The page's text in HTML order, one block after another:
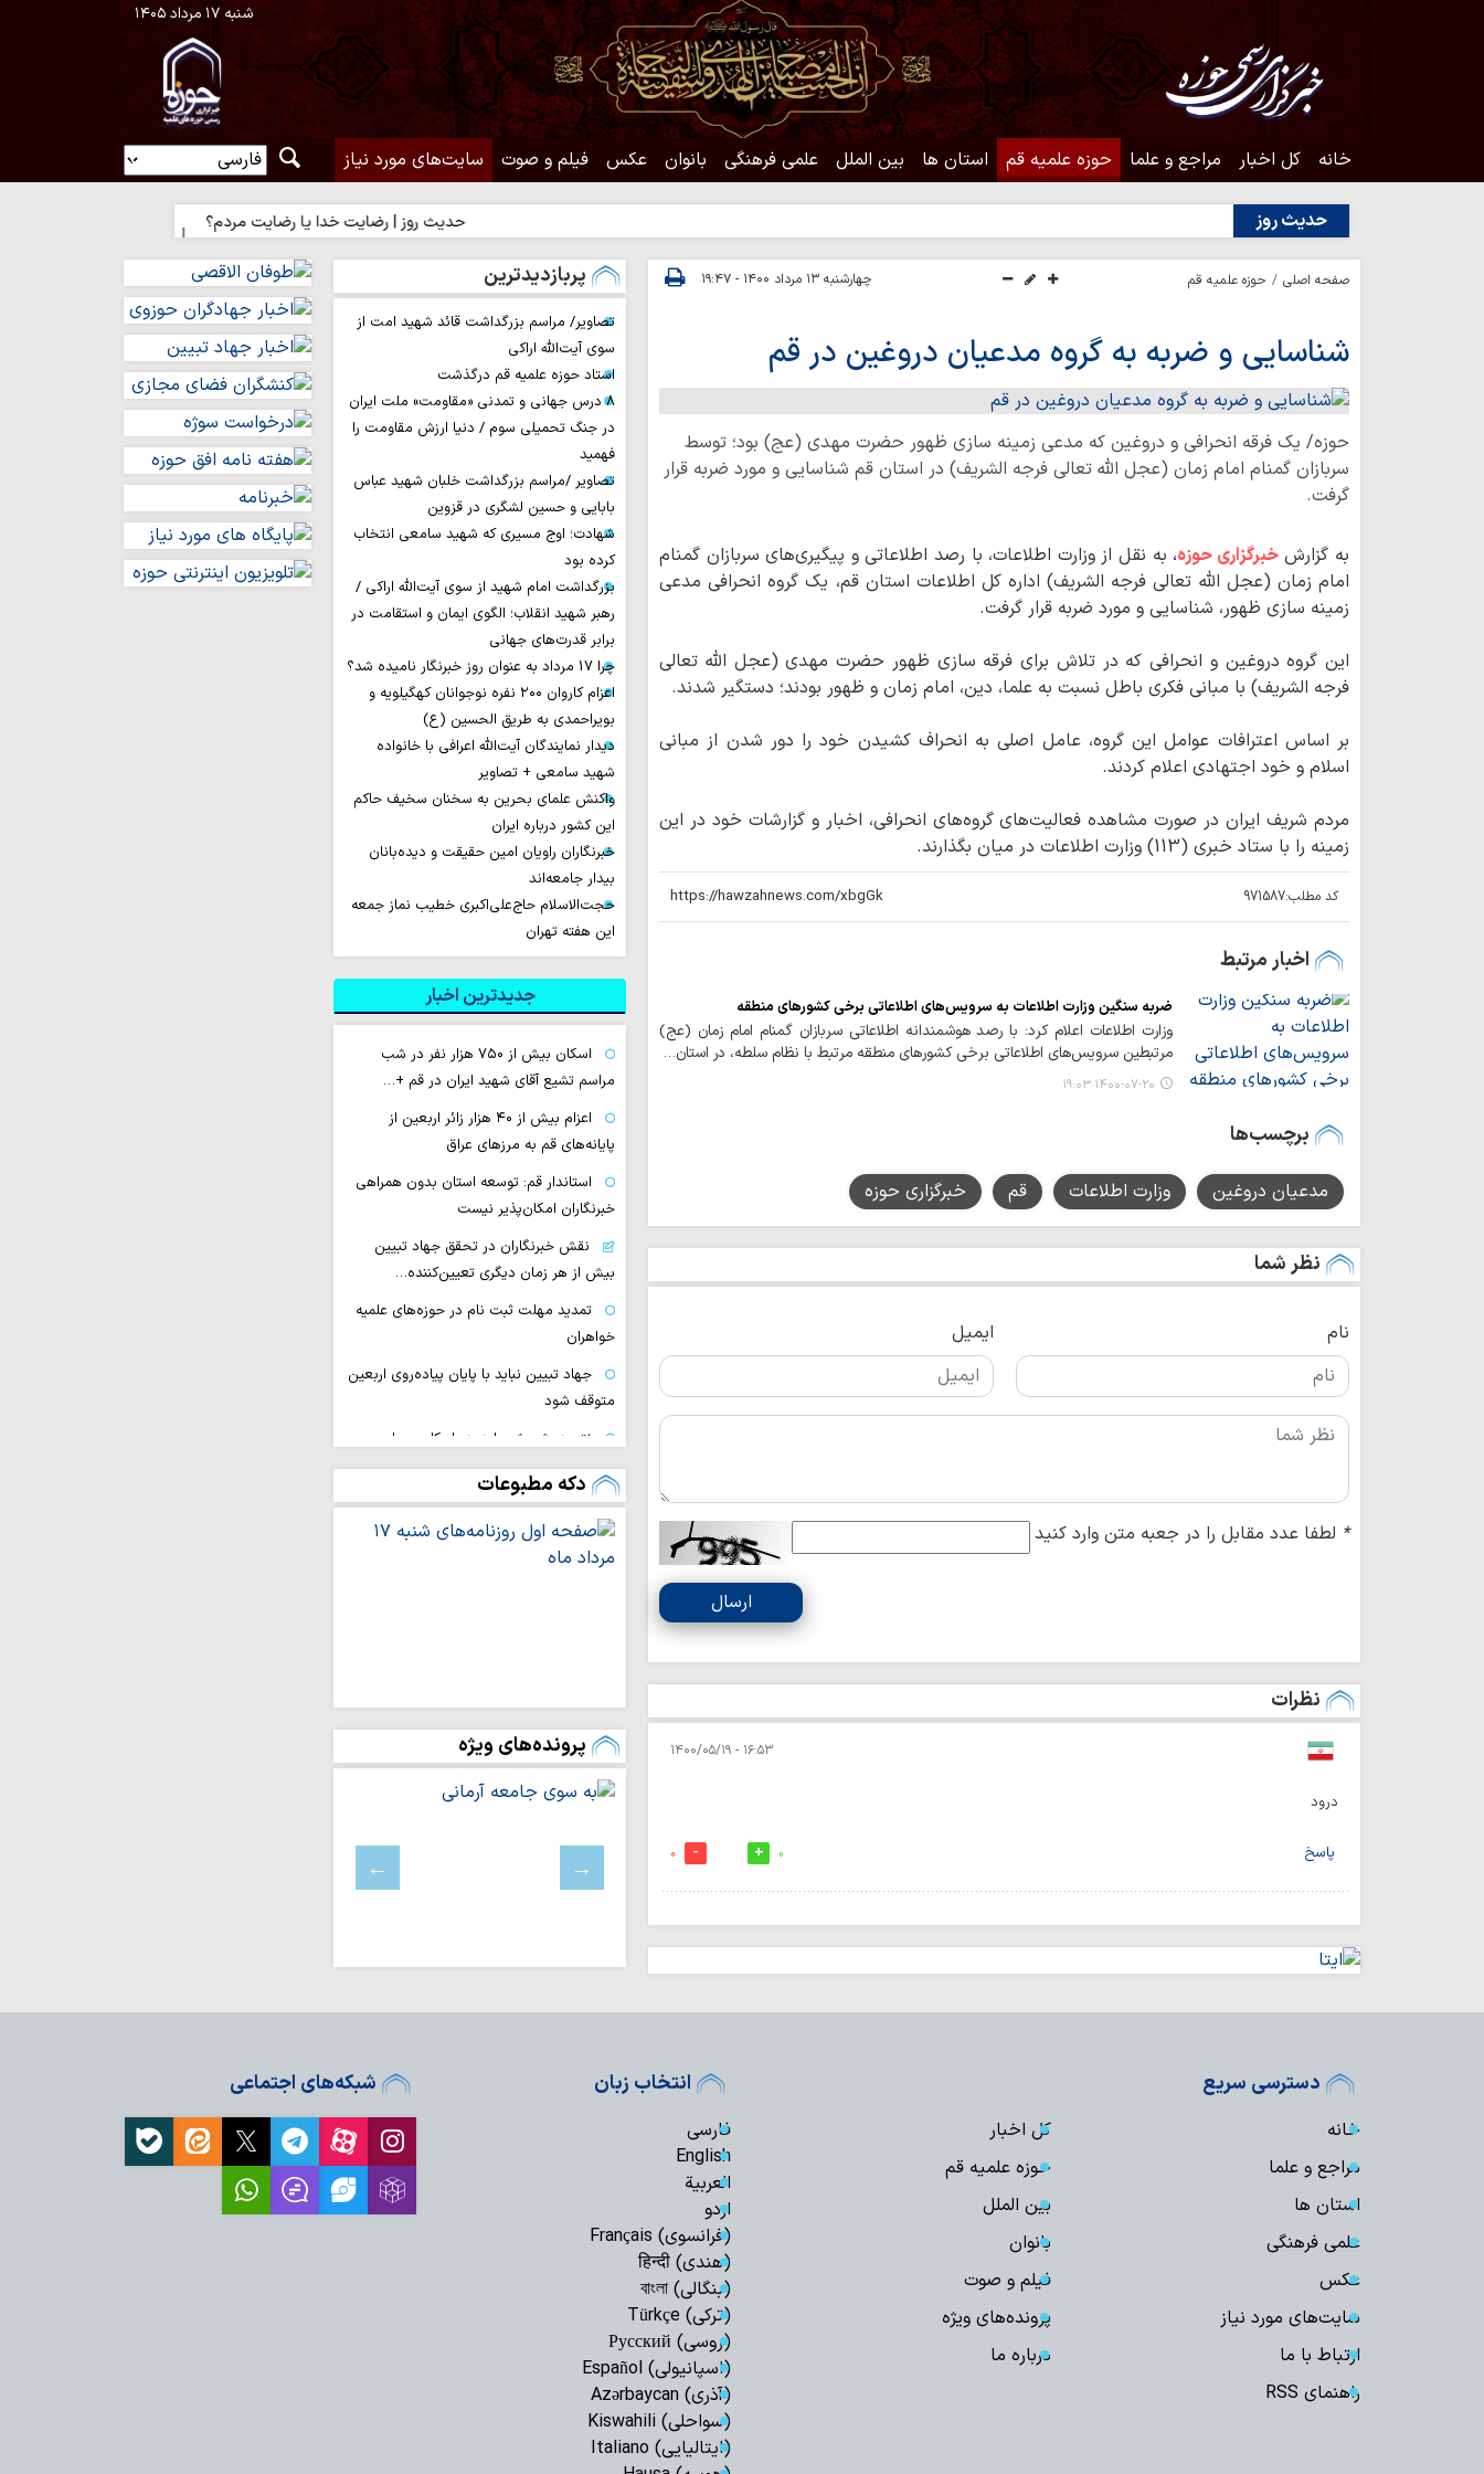
شنبه ۱۷ مرداد ۱۴۰۵
خانه کل اخبار مراجع و علما حوزه علمیه قم استان ها بین الملل علمی فرهنگی بانوان عکس فیلم و صوت سایت‌های مورد نیاز
حدیث روز حدیث روز | رضایت خدا یا رضایت مردم؟ حدیث روز | راه نزدیک شدن
صفحه اصلی حوزه علمیه قم چهارشنبه ۱۳ مرداد ۱۴۰۰ - ۱۹:۴۷
شناسایی و ضربه به گروه مدعیان دروغین در قم
حوزه/ یک فرقه انحرافی و دروغین که مدعی زمینه سازی ظهور حضرت مهدی (عج) بود؛ توسط
سربازان گمنام امام زمان (عجل الله تعالی فرجه الشریف) در استان قم شناسایی و مورد ضربه قرار
گرفت.
به گزارشخبرگزاری حوزه، به نقل از وزارت اطلاعات، با رصد اطلاعاتی و پیگیری‌های سربازان گمنام
امام زمان (عجل الله تعالی فرجه الشریف) اداره کل اطلاعات استان قم، یک گروه انحرافی مدعی
زمینه سازی ظهور، شناسایی و مورد ضربه قرار گرفت.
این گروه دروغین و انحرافی که در تلاش برای فرقه سازی ظهور حضرت مهدی (عجل الله تعالی
فرجه الشریف) با مبانی فکری باطل نسبت به علما، دین، امام زمان و ظهور بودند؛ دستگیر شدند.
بر اساس اعترافات عوامل این گروه، عامل اصلی به انحراف کشیدن خود را دور شدن از مبانی
اسلام و خود اجتهادی اعلام کردند.
مردم شریف ایران در صورت مشاهده فعالیت‌های گروه‌های انحرافی، اخبار و گزارشات خود در این
زمینه را با ستاد خبری (113) وزارت اطلاعات در میان بگذارند.
کد مطلب:971587
اخبار مرتبط
ضربه سنگین وزارت اطلاعات به سرویس‌های اطلاعاتی برخی کشورهای منطقه
وزارت اطلاعات اعلام کرد: با رصد هوشمندانه اطلاعاتی سربازان گمنام امام زمان (عج)
مرتبطین سرویس‌های اطلاعاتی برخی کشورهای منطقه مرتبط با نظام سلطه، در استان…
۱۴۰۰-۰۷-۲۰ ۱۹:۰۳
برچسب‌ها
مدعیان دروغین وزارت اطلاعات قم خبرگزاری حوزه
نظر شما
نام ایمیل
* لطفا عدد مقابل را در جعبه متن وارد کنید
ارسال
نظرات
۱۶:۵۳ - ۱۴۰۰/۰۵/۱۹
درود
پاسخ 0
0
پربازدیدترین
تصاویر/ مراسم بزرگداشت قائد شهید امت از
سوی آیت‌الله اراکی
استاد حوزه علمیه قم درگذشت
۸ درس جهانی و تمدنی «مقاومت» ملت ایران
در جنگ تحمیلی سوم / دنیا ارزش مقاومت را
فهمید
تصاویر /مراسم بزرگداشت خلبان شهید عباس
بابایی و حسین لشگری در قزوین
شهادت؛ اوج مسیری که شهید سامعی انتخاب
کرده بود
بزرگداشت امام شهید از سوی آیت‌الله اراکی /
رهبر شهید انقلاب؛ الگوی ایمان و استقامت در
برابر قدرت‌های جهانی
چرا 17 مرداد به عنوان روز خبرنگار نامیده شد؟
اعزام کاروان ۲۰۰ نفره نوجوانان کهگیلویه و
بویراحمدی به طریق الحسین (ع)
دیدار نمایندگان آیت‌الله اعرافی با خانواده
شهید سامعی + تصاویر
واکنش علمای بحرین به سخنان سخیف حاکم
این کشور درباره ایران
خبرنگاران راویان امین حقیقت و دیده‌بانان
بیدار جامعه‌اند
حجت‌الاسلام حاج‌علی‌اکبری خطیب نماز جمعه
این هفته تهران
جدیدترین اخبار
اسکان بیش از ۷۵۰ هزار نفر در شب
مراسم تشیع آقای شهید ایران در قم +…
اعزام بیش از ۴۰ هزار زائر اربعین از
پایانه‌های قم به مرزهای عراق
استاندار قم: توسعه استان بدون همراهی
خبرنگاران امکان‌پذیر نیست
نقش خبرنگاران در تحقق جهاد تبیین
بیش از هر زمان دیگری تعیین‌کننده…
تمدید مهلت ثبت نام در حوزه‌های علمیه
خواهران
جهاد تبیین نباید با پایان پیاده‌روی اربعین
متوقف شود
نتیجه پژوهش باید به راهکاری عملی و
قابل ارزیابی منتهی شود
۱۰ محور مواصلاتی و چهار منطقه مشهد؛
میزبان فعالیت تبلیغی مبلغان در…
روایتگران جهاد تبیین؛ تقدیر حوزه‌های
برگزاری سلسله‌نشست‌های «تابستانهٔ ادیان
و عرفان»
نماد آزادی دینی، سیاسی و نماد پایان…
بیان حقیقت و افزایش آگاهی جامعه،
«بعثت مردم» رمز ایستادگی ملت ایران
شهادت؛ اوج مسیری که شهید سامعی
خبرنگاران اقتدار و موفقیت‌های ایران را
برای افکار عمومی تبیین کنند
رسالت خبرنگاران با حقیقت، مسئولیت و
آگاهی پیوند خورده است
دکه مطبوعات
پرونده‌های ویژه
دسترسی سریع
خانه
کل اخبار
مراجع و علما
حوزه علمیه قم
استان ها
بین الملل
علمی فرهنگی
بانوان
عکس
فیلم و صوت
سایت‌های مورد نیاز
پرونده‌های ویژه
ارتباط با ما
درباره ما
راهنمای RSS
انتخاب زبان
فارسی
English
العربیة
اردو
(فرانسوی) Français
(هندی) हिन्दी
(بنگالی) বাংলা
(ترکی) Türkçe
(روسی) Русский
(اسپانیولی) Español
(آذری) Azərbaycan
(سواحلی) Kiswahili
(ایتالیایی) Italiano
شبکه‌های اجتماعی